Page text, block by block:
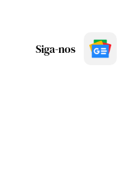
Siga-nos